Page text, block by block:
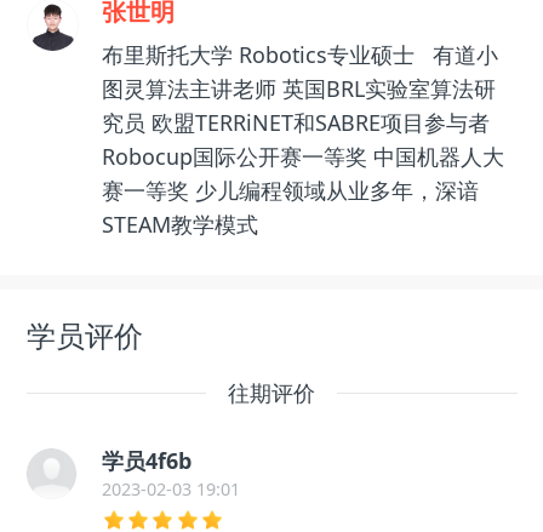
张世明
布里斯托大学 Robotics专业硕士 有道小
图灵算法主讲老师 英国BRL实验室算法研
究员 欧盟TERRiNET和SABRE项目参与者
Robocup国际公开赛一等奖 中国机器人大
赛一等奖 少儿编程领域从业多年，深谙
STEAM教学模式
学员评价
往期评价
学员4f6b
2023-02-03 19:01